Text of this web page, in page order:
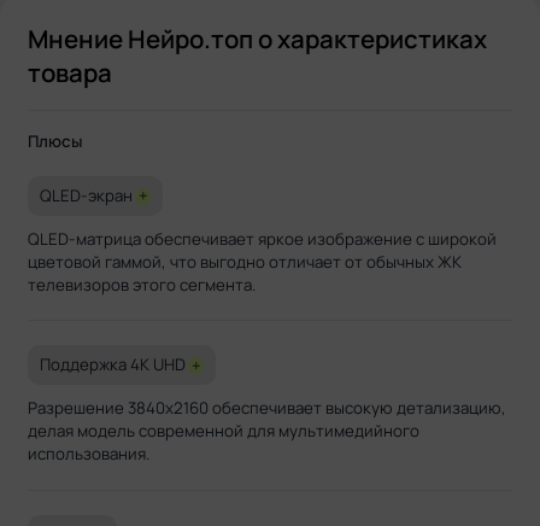
Мнение Нейро.топ о характеристиках
товара
Плюсы
QLED-экран +
QLED-матрица обеспечивает яркое изображение с широкой
цветовой гаммой, что выгодно отличает от обычных ЖК
телевизоров этого сегмента.
Поддержка 4K UHD +
Разрешение 3840x2160 обеспечивает высокую детализацию,
делая модель современной для мультимедийного
использования.